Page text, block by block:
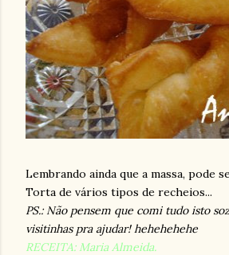
Lembrando ainda que a massa, pode
Torta de vários tipos de recheios...
PS.: Não pensem que comi tudo isto
visitinhas pra ajudar! hehehehehe
RECEITA: Maria Almeida.